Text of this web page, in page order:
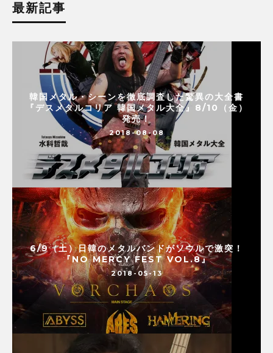
最新記事
韓国メタル・シーンを徹底調査した驚異の大全書
『デスメタルコリア 韓国メタル大全』8/10（金）
発売！
2018-08-08
6/9（土）日韓のメタルバンドがソウルで激突！
『NO MERCY FEST VOL.8』
2018-05-13